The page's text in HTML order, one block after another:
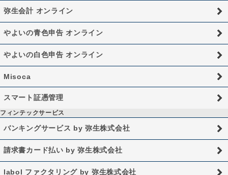
弥生会計 オンライン
やよいの青色申告 オンライン
やよいの白色申告 オンライン
Misoca
スマート証憑管理
フィンテックサービス
バンキングサービス by 弥生株式会社
請求書カード払い by 弥生株式会社
labol ファクタリング by 弥生株式会社